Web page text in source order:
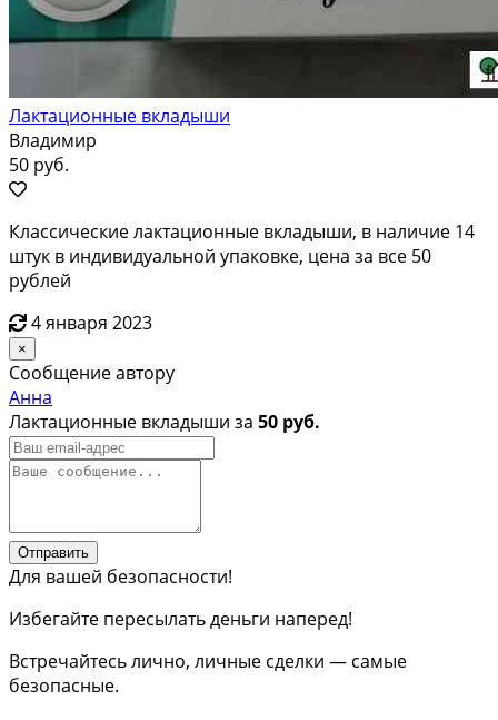
Лактационные вкладыши
Владимир
50 руб.
Классические лактационные вкладыши, в наличие 14
штук в индивидуальной упаковке, цена за все 50
рублей
4 января 2023
×
Сообщение автору
Анна
Лактационные вкладыши за 50 руб.
Отправить
Для вашей безопасности!
Избегайте пересылать деньги наперед!
Встречайтесь лично, личные сделки — самые
безопасные.